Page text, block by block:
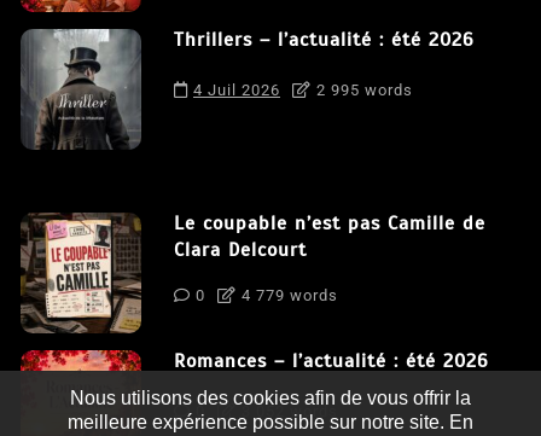
Thrillers – l’actualité : été 2026
4 Juil 2026 2 995 words
Le coupable n’est pas Camille de
Clara Delcourt
0 4 779 words
Romances – l’actualité : été 2026
0 3 052 words
Nous utilisons des cookies afin de vous offrir la
meilleure expérience possible sur notre site. En